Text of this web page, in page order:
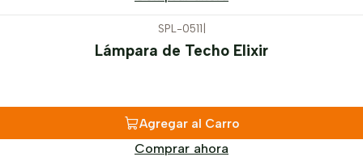
SPL-0511
Lámpara de Techo Elixir
Agregar al Carro
Comprar ahora